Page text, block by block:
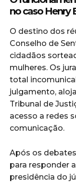
no caso Henry
O destino dos
Conselho de
cidadãos
mulheres. Os
total
julgamento,
Tribunal de
acesso a redes
comunicação.
Após os
para responder
presidência do